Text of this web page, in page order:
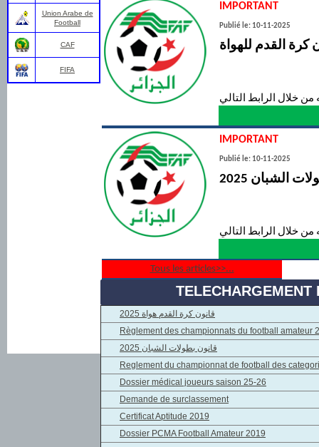
Union Arabe de
Football
CAF
FIFA
IMPORTANT
Publié le: 10-11-2025
من خلال الرابط التالي
IMPORTANT
Publié le: 10-11-2025
الشبان 2025
من خلال الرابط التالي
Tous les articles>>...
TELECHARGEMENT
قانون كرة القدم هواة 2025
Règlement des championnats du football amateur
قانون بطولات الشبان 2025
Reglement du championnat de football des
Dossier médical joueurs saison 25-26
Demande de surclassement
Certificat Aptitude 2019
Dossier PCMA Football Amateur 2019